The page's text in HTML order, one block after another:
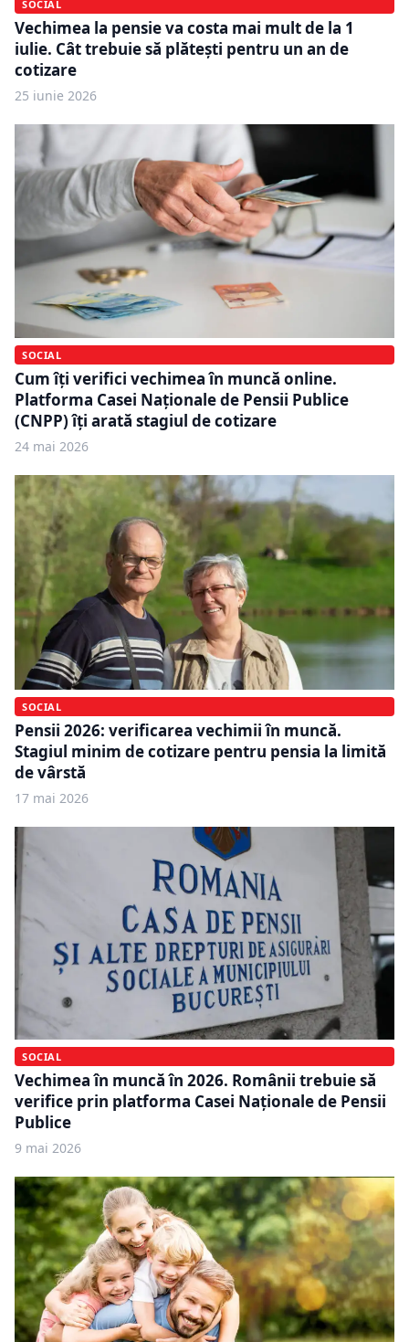
SOCIAL
Vechimea la pensie va costa mai mult de la 1
iulie. Cât trebuie să plătești pentru un an de
cotizare
25 iunie 2026
SOCIAL
Cum îți verifici vechimea în muncă online.
Platforma Casei Naționale de Pensii Publice
(CNPP) îți arată stagiul de cotizare
24 mai 2026
SOCIAL
Pensii 2026: verificarea vechimii în muncă.
Stagiul minim de cotizare pentru pensia la limită
de vârstă
17 mai 2026
SOCIAL
Vechimea în muncă în 2026. Românii trebuie să
verifice prin platforma Casei Naționale de Pensii
Publice
9 mai 2026